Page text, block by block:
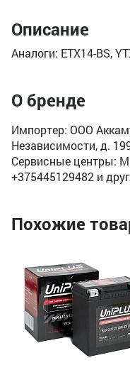
Описание
Аналоги: ETX14-BS,
О бренде
Импортер: ООО
Независимости, д.
Сервисные центры:
+375445129482 и
Похожие